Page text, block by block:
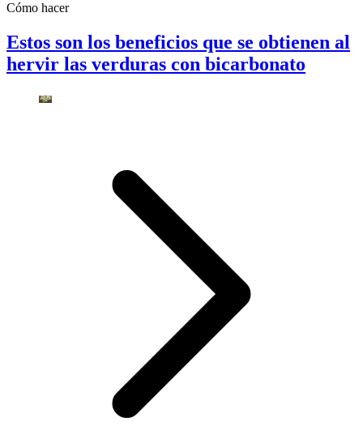
Cómo hacer
Estos son los beneficios que se obtienen al
hervir las verduras con bicarbonato